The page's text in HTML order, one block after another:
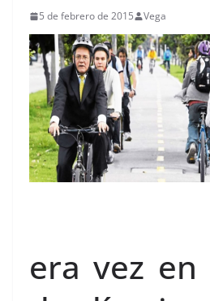
5 de febrero de 2015 Vega
era vez en